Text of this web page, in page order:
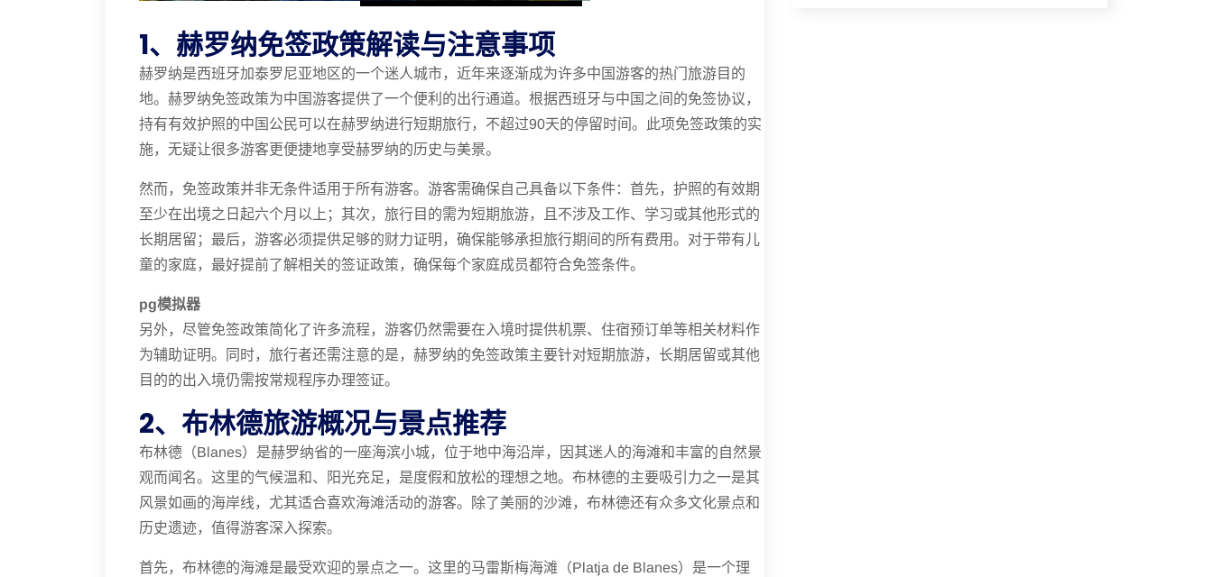
1、赫罗纳免签政策解读与注意事项
赫罗纳是西班牙加泰罗尼亚地区的一个迷人城市，近年来逐渐成为许多中国游客的热门旅游目的
地。赫罗纳免签政策为中国游客提供了一个便利的出行通道。根据西班牙与中国之间的免签协议，
持有有效护照的中国公民可以在赫罗纳进行短期旅行，不超过90天的停留时间。此项免签政策的实
施，无疑让很多游客更便捷地享受赫罗纳的历史与美景。
然而，免签政策并非无条件适用于所有游客。游客需确保自己具备以下条件：首先，护照的有效期
至少在出境之日起六个月以上；其次，旅行目的需为短期旅游，且不涉及工作、学习或其他形式的
长期居留；最后，游客必须提供足够的财力证明，确保能够承担旅行期间的所有费用。对于带有儿
童的家庭，最好提前了解相关的签证政策，确保每个家庭成员都符合免签条件。
pg模拟器
另外，尽管免签政策简化了许多流程，游客仍然需要在入境时提供机票、住宿预订单等相关材料作
为辅助证明。同时，旅行者还需注意的是，赫罗纳的免签政策主要针对短期旅游，长期居留或其他
目的的出入境仍需按常规程序办理签证。
2、布林德旅游概况与景点推荐
布林德（Blanes）是赫罗纳省的一座海滨小城，位于地中海沿岸，因其迷人的海滩和丰富的自然景
观而闻名。这里的气候温和、阳光充足，是度假和放松的理想之地。布林德的主要吸引力之一是其
风景如画的海岸线，尤其适合喜欢海滩活动的游客。除了美丽的沙滩，布林德还有众多文化景点和
历史遗迹，值得游客深入探索。
首先，布林德的海滩是最受欢迎的景点之一。这里的马雷斯梅海滩（Platja de Blanes）是一个理